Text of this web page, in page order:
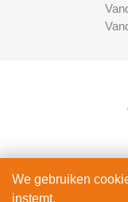
We gebruiken
instemt.